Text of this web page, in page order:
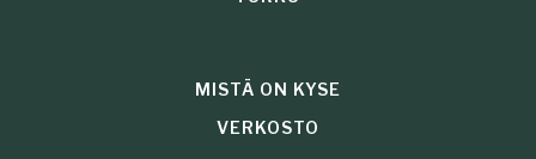
MISTÄ ON KYSE
VERKOSTO